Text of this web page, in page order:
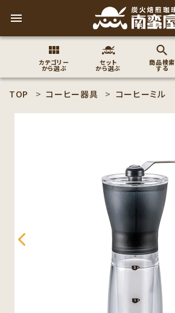
menu
カテゴリー
から選ぶ
セット
から選ぶ
商品検索
する
search
person 新規会員登録
TOP コーヒー器具 コーヒーミル